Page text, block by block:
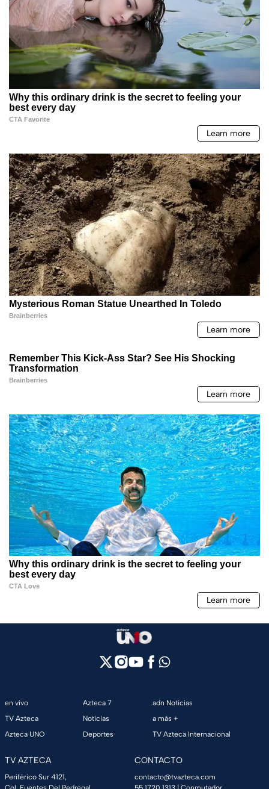
en vivo
TV Azteca
Azteca UNO
Azteca 7
Noticias
Deportes
adn Noticias
a más +
TV Azteca Internacional
TV AZTECA
Periférico Sur 4121,
CONTACTO
contacto@tvazteca.com